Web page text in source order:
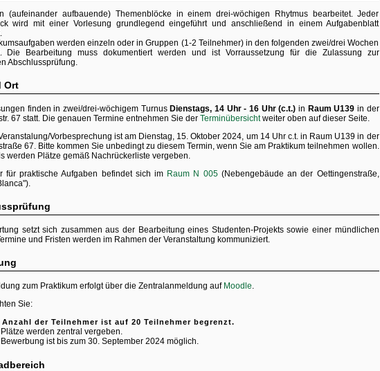
(aufeinander aufbauende) Themenblöcke in einem drei-wöchigen Rhytmus bearbeitet. Jeder
wird mit einer Vorlesung grundlegend eingeführt und anschließend in einem Aufgabenblatt
werden einzeln oder in Gruppen (1-2 Teilnehmer) in den folgenden zwei/drei Wochen
Die Bearbeitung muss dokumentiert werden und ist Vorraussetzung für die Zulassung zur
Abschlussprüfung.
Ort
finden in zwei/drei-wöchigem Turnus Dienstags, 14 Uhr - 16 Uhr (c.t.) in Raum U139 in der
67 statt. Die genauen Termine entnehmen Sie der Terminübersichtweiter oben auf dieser Seite.
Vorbesprechung ist am Dienstag, 15. Oktober 2024, um 14 Uhr c.t. in Raum U139 in der
67. Bitte kommen Sie unbedingt zu diesem Termin, wenn Sie am Praktikum teilnehmen wollen.
werden Plätze gemäß Nachrückerliste vergeben.
für praktische Aufgaben befindet sich im Raum N 005(Nebengebäude an der Oettingenstraße,
setzt sich zusammen aus der Bearbeitung eines Studenten-Projekts sowie einer mündlichen
und Fristen werden im Rahmen der Veranstaltung kommuniziert.
zum Praktikum erfolgt über die Zentralanmeldung auf Moodle.
Sie:
Anzahl der Teilnehmer ist auf 20 Teilnehmer begrenzt.
Plätze werden zentral vergeben.
Bewerbung ist bis zum 30. September 2024 möglich.